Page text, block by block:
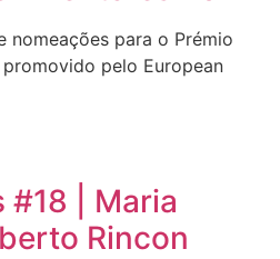
para o Prémio
pelo European
#18 | Maria
Rincon